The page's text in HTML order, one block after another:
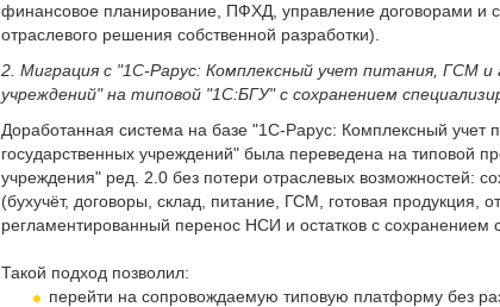
финансовое планирование, ПФХД, управление договорами и
отраслевого решения собственной разработки).
2. Миграция с "1С-Рарус: Комплексный учет питания, ГСМ
учреждений" на типовой "1С:БГУ" с сохранением
Доработанная система на базе "1С-Рарус: Комплексный учет
государственных учреждений" была переведена на типовой
учреждения" ред. 2.0 без потери отраслевых возможностей:
(бухучёт, договоры, склад, питание, ГСМ, готовая продукция,
регламентированный перенос НСИ и остатков с сохранением
Такой подход позволил:
перейти на сопровождаемую типовую платформу без